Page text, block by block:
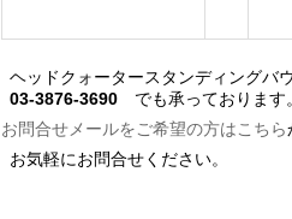
ヘッドクォータースタンディングバ
03-3876-3690 でも承っております。
お問合せメールをご希望の方はこちら
お気軽にお問合せください。